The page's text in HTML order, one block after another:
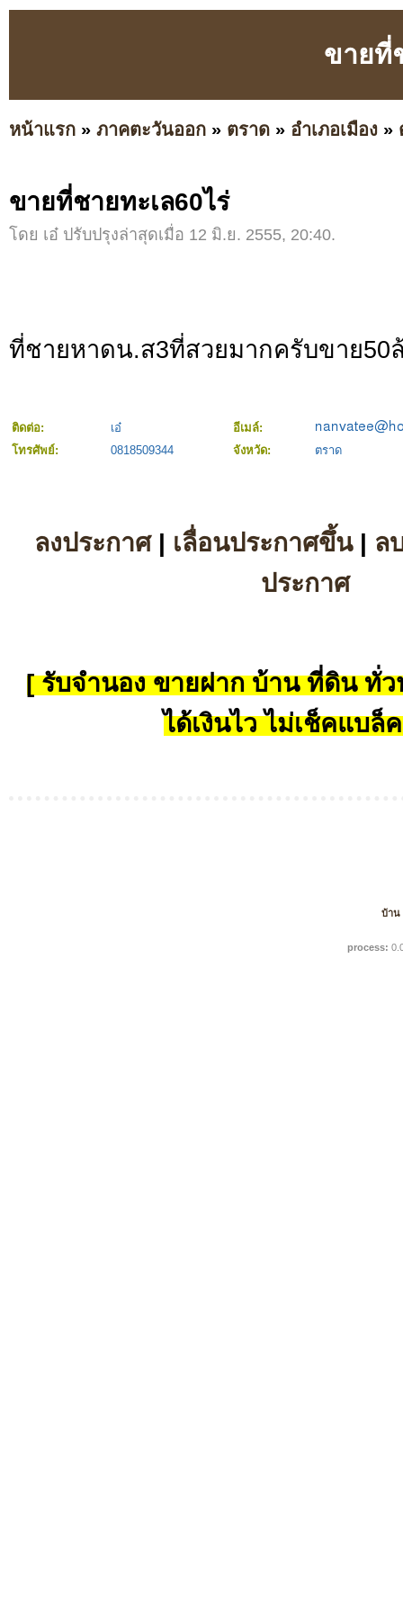
ขายที่
หน้าแรก » ภาคตะวันออก » ตราด » อำเภอเมือง »
ขายที่ชายทะเล60ไร่
โดย เอ๋ ปรับปรุงล่าสุดเมื่อ 12 มิ.ย. 2555, 20:40.
ที่ชายหาดน.ส3ที่สวยมากครับขาย50
ติดต่อ: เอ๋
อีเมล์:
โทรศัพย์:
0818509344 จังหวัด: ตราด
ลงประกาศ| เลื่อนประกาศขึ้น| ล
ประกาศ
[ รับจำนอง ขายฝาก บ้าน ที่ดิน ทั่ว
ได้เงินไว ไม่เช็คแบล็
บ้าน
process: